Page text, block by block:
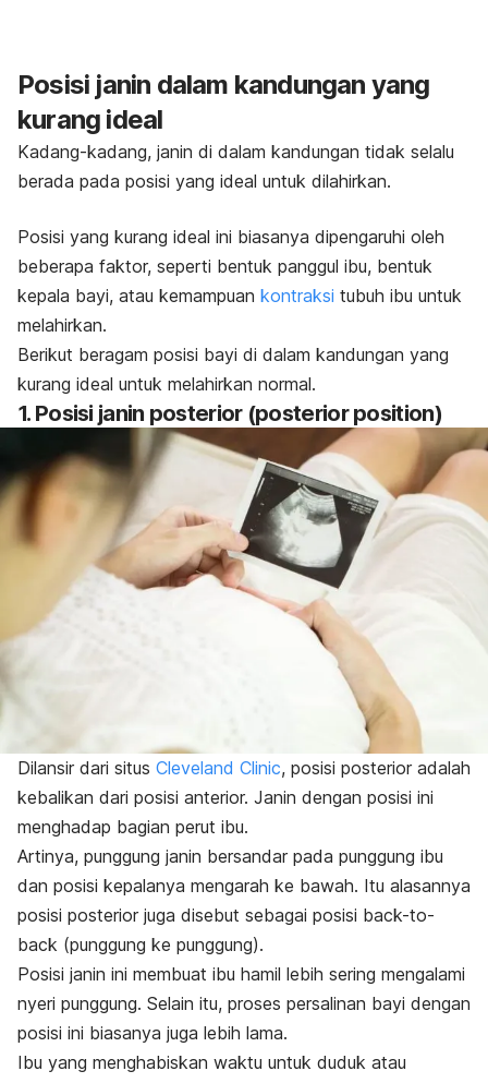
Posisi janin dalam kandungan yang
kurang ideal
Kadang-kadang, janin di dalam kandungan tidak selalu
berada pada posisi yang ideal untuk dilahirkan.
Posisi yang kurang ideal ini biasanya dipengaruhi oleh
beberapa faktor, seperti bentuk panggul ibu, bentuk
kepala bayi, atau kemampuan kontraksi tubuh ibu untuk
melahirkan.
Berikut beragam posisi bayi di dalam kandungan yang
kurang ideal untuk melahirkan normal.
1. Posisi janin posterior (posterior position)
Dilansir dari situs Cleveland Clinic, posisi posterior adalah
kebalikan dari posisi anterior. Janin dengan posisi ini
menghadap bagian perut ibu.
Artinya, punggung janin bersandar pada punggung ibu
dan posisi kepalanya mengarah ke bawah. Itu alasannya
posisi posterior juga disebut sebagai posisi back-to-
back (punggung ke punggung).
Posisi janin ini membuat ibu hamil lebih sering mengalami
nyeri punggung. Selain itu, proses persalinan bayi dengan
posisi ini biasanya juga lebih lama.
Ibu yang menghabiskan waktu untuk duduk atau